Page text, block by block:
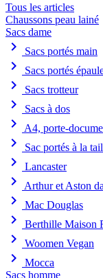
Tous les articles
Chaussons peau lainé
Sacs dame
chevron_right Sacs portés main
chevron_right Sacs portés
chevron_right Sacs trotteur
chevron_right Sacs à dos
chevron_right A4, porte-
chevron_right Sac portés à la
chevron_right Lancaster
chevron_right Arthur et Aston
chevron_right Mac Douglas
chevron_right Berthille Maison
chevron_right Woomen Vegan
chevron_right
Mocca
Sacs homme